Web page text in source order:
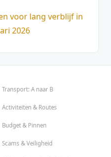
voor lang verblijf in
2026
Transport: A naar B
Activiteiten & Routes
Budget & Pinnen
Scams & Veiligheid